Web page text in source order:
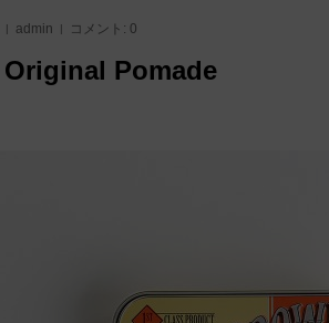
admin コメント: 0
Original Pomade